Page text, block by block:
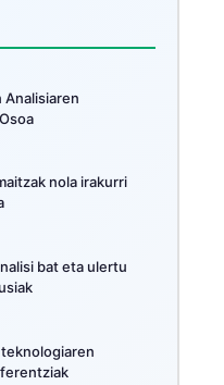
Analisiaren
nola irakurri
bat eta ulertu